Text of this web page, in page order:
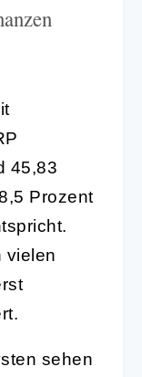
45,83
Prozent
vielen
sehen